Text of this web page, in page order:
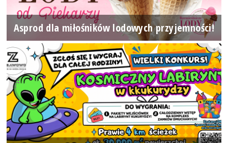
Asprod dla miłośników lodowych przyjemności!